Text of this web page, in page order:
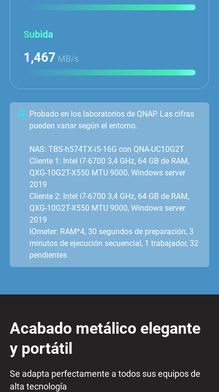
Subida
1,467 MB/s
Probado en los laboratorios de QNAP. Las cifras
pueden variar según el entorno.
NAS: TBS-h574TX-i5-16G con QNA-UC10G2T
Cliente 1: Intel i7-6700 3,4 GHz, 64 GB de RAM,
QXG-10G2T-X550 MTU 9000, Windows server
2019
Cliente 2: Intel i7-6700 3,4 GHz, 64 GB de RAM,
QXG-10G2T-X550 MTU 9000, Windows server
2019
IOmeter: RAM*4, 30 segundos de preparación, 3
minutos de ejecución secuencial, 1 trabajador, 32
pendientes
Acabado metálico elegante
y portátil
Se adapta perfectamente a todos sus equipos de
alta tecnología